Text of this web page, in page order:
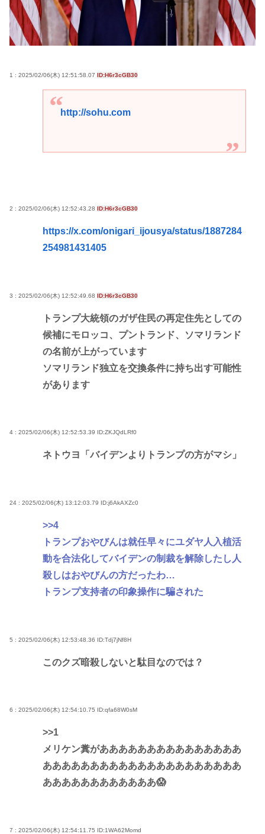
1 : 2025/02/06(木) 12:51:58.07 ID:H6r3cGB30
http://sohu.com
2 : 2025/02/06(木) 12:52:43.28 ID:H6r3cGB30
https://x.com/onigari_ijousya/status/1887284
254981431405
3 : 2025/02/06(木) 12:52:49.68 ID:H6r3cGB30
トランプ大統領のガザ住民の再定住先としての
候補にモロッコ、プントランド、ソマリランド
の名前が上がっています
ソマリランド独立を交換条件に持ち出す可能性
があります
4 : 2025/02/06(木) 12:52:53.39 ID:ZKJQdLRf0
ネトウヨ「バイデンよりトランプの方がマシ」
24 : 2025/02/06(木) 13:12:03.79 ID:j6AkAXZc0
>>4
トランプおやびんは就任早々にユダヤ人入植活
動を合法化してバイデンの制裁を解除したし人
殺しはおやびんの方だったわ…
トランプ支持者の印象操作に騙された
5 : 2025/02/06(木) 12:53:48.36 ID:Tdj7jNf8H
このクズ暗殺しないと駄目なのでは？
6 : 2025/02/06(木) 12:54:10.75 ID:qfa68W0sM
>>1
メリケン糞があああああああああああああああ
あああああああああああああああああああああ
ああああああああああああ😱
7 : 2025/02/06(木) 12:54:11.75 ID:1WA62Momd